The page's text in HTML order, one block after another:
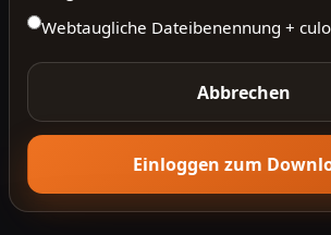
Webtaugliche Dateibenennung +
Abbrechen
Einloggen zum